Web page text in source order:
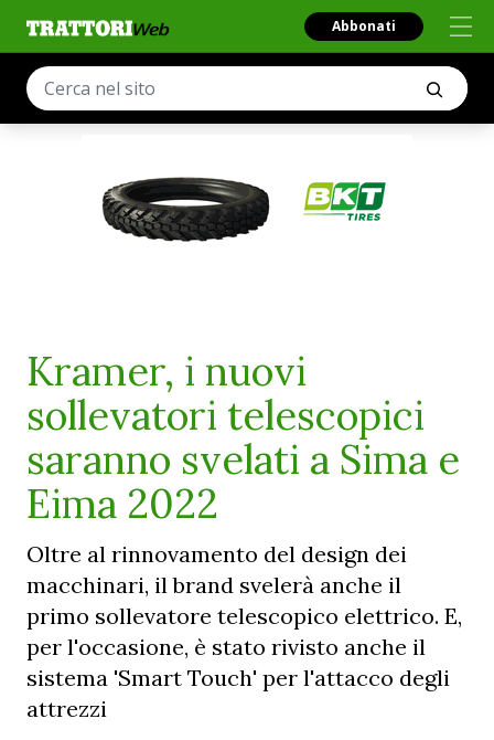
Abbonati
Kramer, i nuovi
sollevatori telescopici
saranno svelati a Sima e
Eima 2022
Oltre al rinnovamento del design dei
macchinari, il brand svelerà anche il
primo sollevatore telescopico elettrico. E,
per l'occasione, è stato rivisto anche il
sistema 'Smart Touch' per l'attacco degli
attrezzi